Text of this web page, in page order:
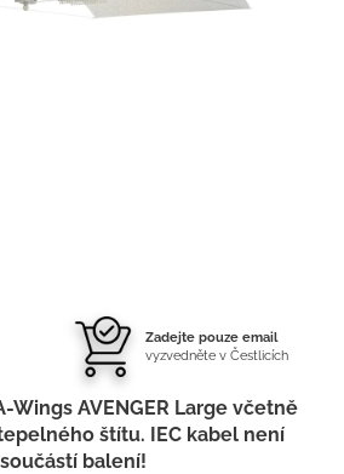
Zadejte pouze email
vyzvedněte v Čestlicích
Wings AVENGER Large včetně
štítu. IEC kabel není
součástí balení!